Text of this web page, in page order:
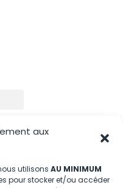
aux
utilisons AU MINIMUM
pour stocker et/ou accéder